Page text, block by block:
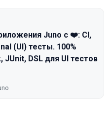
Juno с ❤️: CI,
(UI) тесты. 100%
JUnit, DSL для UI тестов